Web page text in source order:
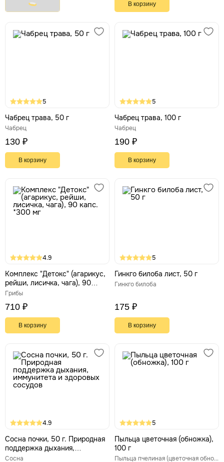
В корзину
5
Чабрец трава, 50 г
Чабрец
130 ₽
В корзину
5
Чабрец трава, 100 г
Чабрец
190 ₽
В корзину
4.9
Комплекс "Детокс" (агарикус,
рейши, лисичка, чага), 90
капс. *300 мг
Грибы
710 ₽
В корзину
5
Гинкго билоба лист, 50 г
Гинкго билоба
175 ₽
В корзину
4.9
Сосна почки, 50 г. Природная
поддержка дыхания,
иммунитета и здоровых
Сосна
5
Пыльца цветочная (обножка),
100 г
Пыльца пчелиная (цветочная обножка)